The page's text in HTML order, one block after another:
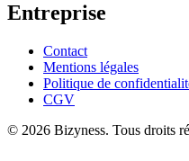
Entreprise
Contact
Mentions légales
Politique de
CGV
© 2026 Bizyness. Tous droits